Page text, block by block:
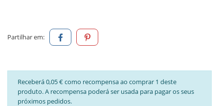
Partilhar em:
Receberá 0,05 € como recompensa ao comprar 1 deste
produto. A recompensa poderá ser usada para pagar os seus
próximos pedidos.